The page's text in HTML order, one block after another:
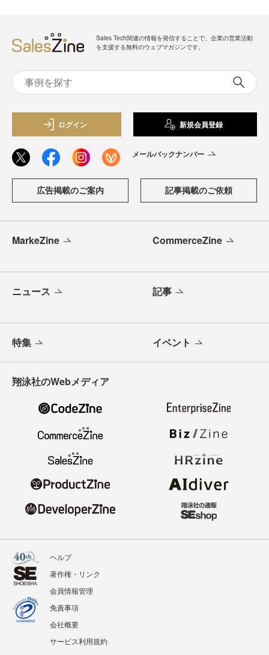
Sales Tech関連の情報を発信することで、企業の営業活動
を支援する無料のウェブマガジンです。
ログイン 新規会員登録
メールバックナンバー
広告掲載のご案内 記事掲載のご依頼
MarkeZine CommerceZine
ニュース 記事
特集 イベント
翔泳社のWebメディア
ヘルプ
著作権・リンク
会員情報管理
免責事項
会社概要
サービス利用規約